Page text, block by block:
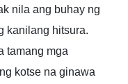
nila ang buhay ng
kanilang hitsura.
tamang mga
kotse na ginawa